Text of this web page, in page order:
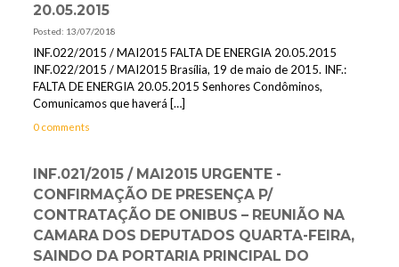
20.05.2015
Posted: 13/07/2018
INF.022/2015 / MAI2015 FALTA DE ENERGIA 20.05.2015
INF.022/2015 / MAI2015 Brasília, 19 de maio de 2015. INF.:
FALTA DE ENERGIA 20.05.2015 Senhores Condôminos,
Comunicamos que haverá […]
0 comments
INF.021/2015 / MAI2015 URGENTE -
CONFIRMAÇÃO DE PRESENÇA P/
CONTRATAÇÃO DE ONIBUS – REUNIÃO NA
CAMARA DOS DEPUTADOS QUARTA-FEIRA,
SAINDO DA PORTARIA PRINCIPAL DO